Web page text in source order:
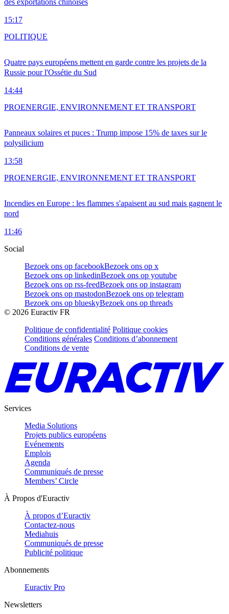
des exportations chinoises
15:17
Quatre pays européens mettent en garde contre les projets de la
Russie pour l'Ossétie du Sud
14:44
POLITIQUE
Panneaux solaires et puces : Trump impose 15% de taxes sur le
polysilicium
13:58
PROENERGIE, ENVIRONNEMENT ET TRANSPORT
Incendies en Europe : les flammes s'apaisent au sud mais gagnent le
nord
11:46
PROENERGIE, ENVIRONNEMENT ET TRANSPORT
Social
Bezoek ons op facebookBezoek ons op x
Bezoek ons op linkedinBezoek ons op youtube
Bezoek ons op rss-feedBezoek ons op instagram
Bezoek ons op mastodonBezoek ons op telegram
Bezoek ons op blueskyBezoek ons op threads
© 2026 Euractiv FR
Politique de confidentialité Politique cookies
Conditions générales Conditions d’abonnement
Conditions de vente
Services
Media Solutions
Projets publics européens
Evénements
Emplois
Agenda
Communiqués de presse
Members’ Circle
À Propos d'Euractiv
À propos d’Euractiv
Contactez-nous
Mediahuis
Communiqués de presse
Publicité politique
Abonnements
Euractiv Pro
Newsletters